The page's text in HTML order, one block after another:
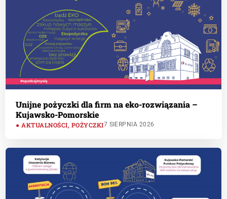
Unijne pożyczki dla firm na eko-rozwiązania –
Kujawsko-Pomorskie
AKTUALNOŚCI, POŻYCZKI7 SIERPNIA 2026